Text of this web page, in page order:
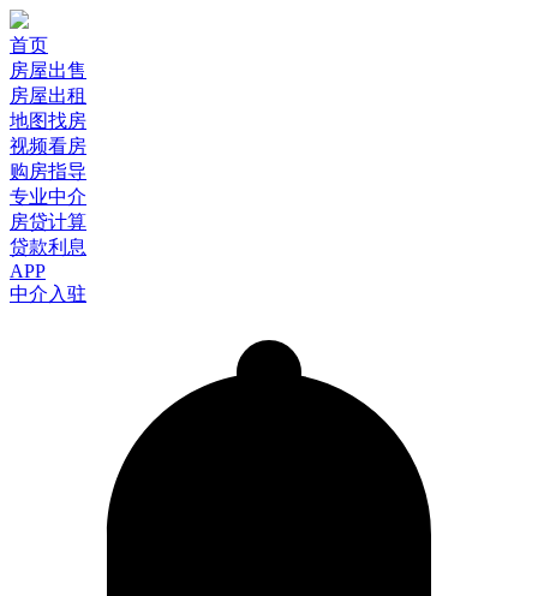
首页
房屋出售
房屋出租
地图找房
视频看房
购房指导
专业中介
房贷计算
贷款利息
APP
中介入驻